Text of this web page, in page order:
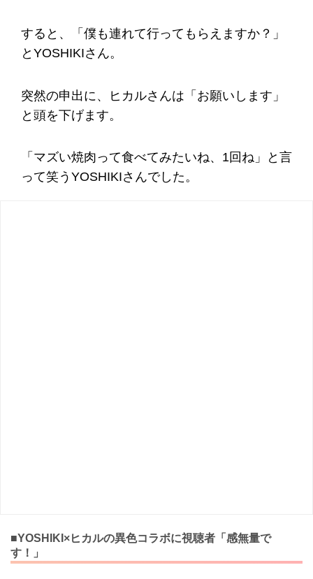
すると、「僕も連れて行ってもらえますか？」
とYOSHIKIさん。
突然の申出に、ヒカルさんは「お願いします」
と頭を下げます。
「マズい焼肉って食べてみたいね、1回ね」と言
って笑うYOSHIKIさんでした。
■YOSHIKI×ヒカルの異色コラボに視聴者「感無量で
す！」